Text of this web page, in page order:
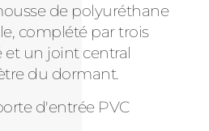
de polyuréthane
complété par trois
un joint central
du dormant.
d'entrée PVC